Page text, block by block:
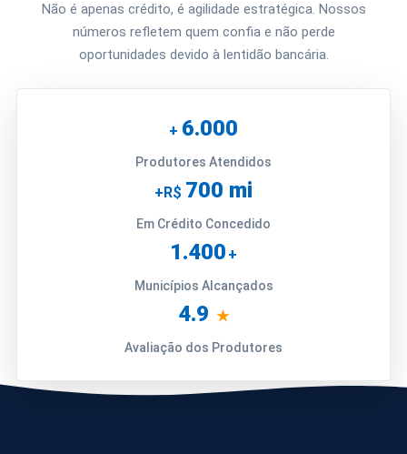
Não é apenas crédito, é agilidade estratégica. Nossos
números refletem quem confia e não perde
oportunidades devido à lentidão bancária.
+ 6.000
Produtores Atendidos
+R$ 700 mi
Em Crédito Concedido
1.400 +
Municípios Alcançados
4.9 ★
Avaliação dos Produtores